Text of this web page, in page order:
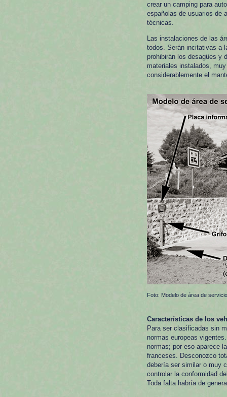
crear un camping para
españolas de usuarios de
técnicas.
Las instalaciones de las
todos. Serán incitativas a
prohibirán los desagües y
materiales instalados,
considerablemente el
Foto: Modelo de área de
Características de los
Para ser clasificadas sin
normas europeas
normas; por eso aparece
franceses. Desconozco
debería ser similar o muy
controlar la conformidad
Toda falta habría de